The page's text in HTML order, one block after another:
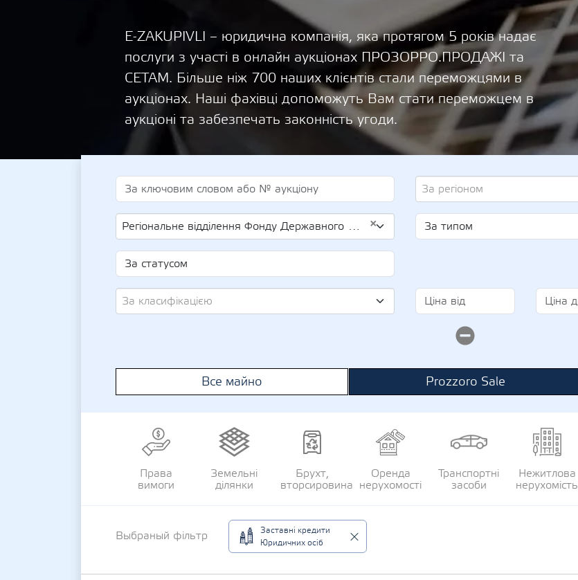
E-ZAKUPIVLI – юридична компанія, яка протягом 5 років надає
послуги з участі в онлайн аукціонах ПРОЗОРРО.ПРОДАЖІ та
СЕТАМ. Більше ніж 700 наших клієнтів стали переможцями в
аукціонах. Наші фахівці допоможуть Вам стати переможцем в
аукціоні та забезпечать законність угоди.
За регіоном
×
Регіональне відділення Фонду Державного Майна України по Вінницькій та Хмельницькій областях (UA-EDR 42964094)
За класифікацією
Все майно Prozzoro Sale
Права
вимоги
Земельні
ділянки
Брухт,
вторсировина
Оренда
нерухомості
Транспортні
засоби
Нежитлова
нерухомість
Выбраный фільтр
Заставні кредити
Юридичних осіб